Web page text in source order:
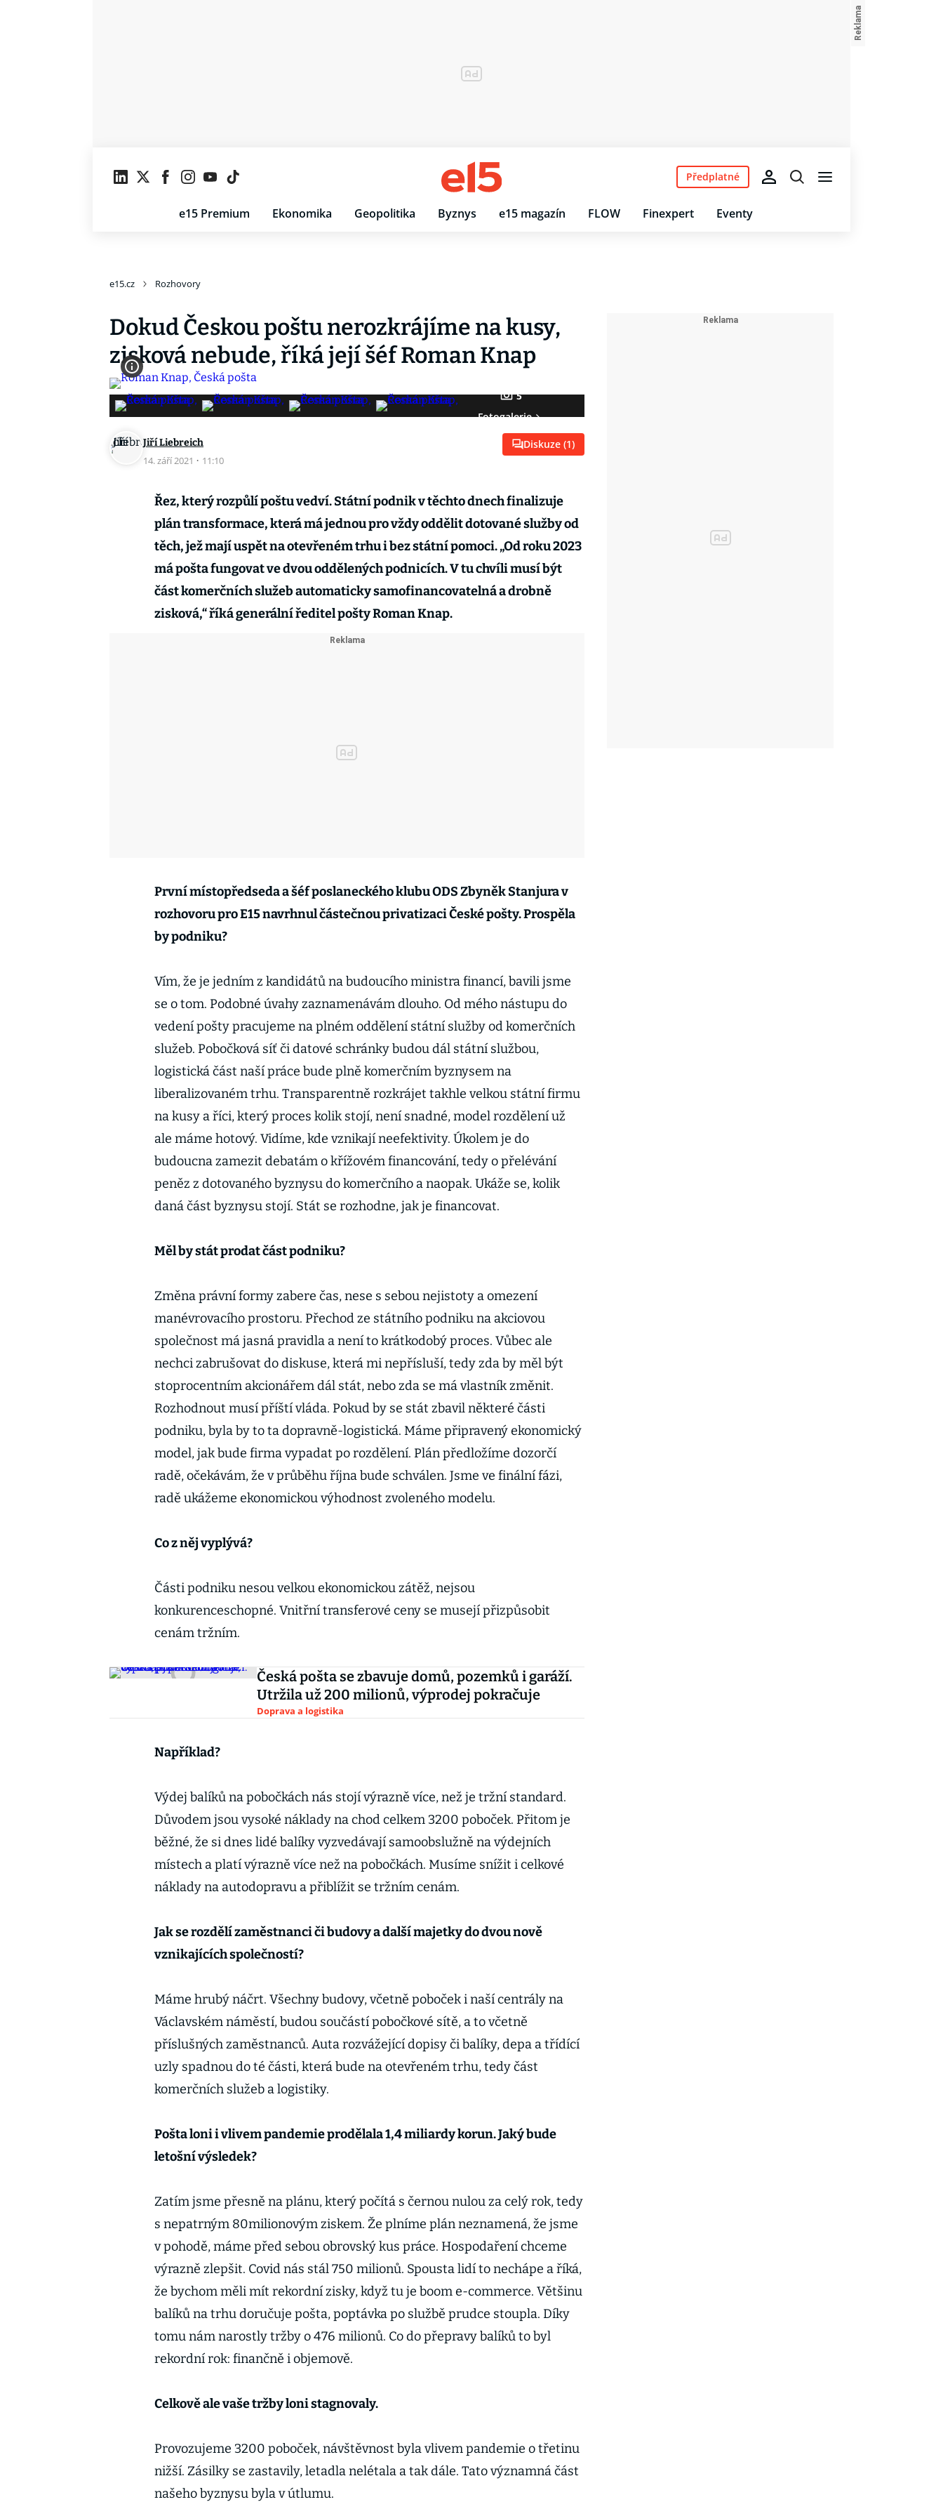
e15 Premium Ekonomika Geopolitika Byznys e15 magazín FLOW Finexpert Eventy
Předplatné
e15.cz Rozhovory
Dokud Českou poštu nerozkrájíme na kusy,
zisková nebude, říká její šéf Roman Knap
5
Fotogalerie
Jiří Liebreich
14. září 2021 · 11:10
Diskuze (1)
Řez, který rozpůlí poštu vedví. Státní podnik v těchto dnech finalizuje
plán transformace, která má jednou pro vždy oddělit dotované služby od
těch, jež mají uspět na otevřeném trhu i bez státní pomoci. „Od roku 2023
má pošta fungovat ve dvou oddělených podnicích. V tu chvíli musí být
část komerčních služeb automaticky samofinancovatelná a drobně
zisková,“ říká generální ředitel pošty Roman Knap.
První místopředseda a šéf poslaneckého klubu ODS Zbyněk Stanjura v
rozhovoru pro E15 navrhnul částečnou privatizaci České pošty. Prospěla
by podniku?
Vím, že je jedním z kandidátů na budoucího ministra financí, bavili jsme
se o tom. Podobné úvahy zaznamenávám dlouho. Od mého nástupu do
vedení pošty pracujeme na plném oddělení státní služby od komerčních
služeb. Pobočková síť či datové schránky budou dál státní službou,
logistická část naší práce bude plně komerčním byznysem na
liberalizovaném trhu. Transparentně rozkrájet takhle velkou státní firmu
na kusy a říci, který proces kolik stojí, není snadné, model rozdělení už
ale máme hotový. Vidíme, kde vznikají neefektivity. Úkolem je do
budoucna zamezit debatám o křížovém financování, tedy o přelévání
peněz z dotovaného byznysu do komerčního a naopak. Ukáže se, kolik
daná část byznysu stojí. Stát se rozhodne, jak je financovat.
Měl by stát prodat část podniku?
Změna právní formy zabere čas, nese s sebou nejistoty a omezení
manévrovacího prostoru. Přechod ze státního podniku na akciovou
společnost má jasná pravidla a není to krátkodobý proces. Vůbec ale
nechci zabrušovat do diskuse, která mi nepřísluší, tedy zda by měl být
stoprocentním akcionářem dál stát, nebo zda se má vlastník změnit.
Rozhodnout musí příští vláda. Pokud by se stát zbavil některé části
podniku, byla by to ta dopravně-logistická. Máme připravený ekonomický
model, jak bude firma vypadat po rozdělení. Plán předložíme dozorčí
radě, očekávám, že v průběhu října bude schválen. Jsme ve finální fázi,
radě ukážeme ekonomickou výhodnost zvoleného modelu.
Co z něj vyplývá?
Části podniku nesou velkou ekonomickou zátěž, nejsou
konkurenceschopné. Vnitřní transferové ceny se musejí přizpůsobit
cenám tržním.
Česká pošta se zbavuje domů, pozemků i garáží.
Utržila už 200 milionů, výprodej pokračuje
Doprava a logistika
Například?
Výdej balíků na pobočkách nás stojí výrazně více, než je tržní standard.
Důvodem jsou vysoké náklady na chod celkem 3200 poboček. Přitom je
běžné, že si dnes lidé balíky vyzvedávají samoobslužně na výdejních
místech a platí výrazně více než na pobočkách. Musíme snížit i celkové
náklady na autodopravu a přiblížit se tržním cenám.
Jak se rozdělí zaměstnanci či budovy a další majetky do dvou nově
vznikajících společností?
Máme hrubý náčrt. Všechny budovy, včetně poboček i naší centrály na
Václavském náměstí, budou součástí pobočkové sítě, a to včetně
příslušných zaměstnanců. Auta rozvážející dopisy či balíky, depa a třídící
uzly spadnou do té části, která bude na otevřeném trhu, tedy část
komerčních služeb a logistiky.
Pošta loni i vlivem pandemie prodělala 1,4 miliardy korun. Jaký bude
letošní výsledek?
Zatím jsme přesně na plánu, který počítá s černou nulou za celý rok, tedy
s nepatrným 80milionovým ziskem. Že plníme plán neznamená, že jsme
v pohodě, máme před sebou obrovský kus práce. Hospodaření chceme
výrazně zlepšit. Covid nás stál 750 milionů. Spousta lidí to nechápe a říká,
že bychom měli mít rekordní zisky, když tu je boom e-commerce. Většinu
balíků na trhu doručuje pošta, poptávka po službě prudce stoupla. Díky
tomu nám narostly tržby o 476 milionů. Co do přepravy balíků to byl
rekordní rok: finančně i objemově.
Celkově ale vaše tržby loni stagnovaly.
Provozujeme 3200 poboček, návštěvnost byla vlivem pandemie o třetinu
nižší. Zásilky se zastavily, letadla nelétala a tak dále. Tato významná část
našeho byznysu byla v útlumu.